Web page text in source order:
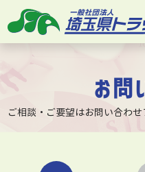
ン
テ
ツ
お問
ご相談・ご要望はお問い合わ